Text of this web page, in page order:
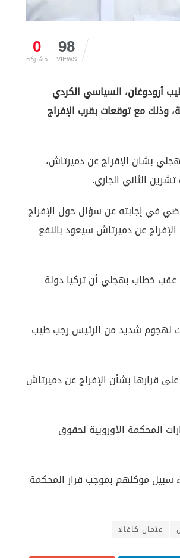
0
مشاركة 98
VIEWS
أرودوغان، السياسي الكردي
وذلك مع توقعات بقرب الإفراج
بشان الإفراج عن دميرتاش،
الثاني الجاري.
في إجابته عن سؤال حول الإفراج
عن دميرتاش سيعود بالنفع
عقب خطاب بهجلي أن تركيا دولة
لهجوم شديد من الرئيس رجب طيب
قرارها بشأن الإفراج عن دميرتاش
المحكمة الأوروبية لحقوق
سبيل موكلهم بموجب قرار المحكمة
عثمان كافالا